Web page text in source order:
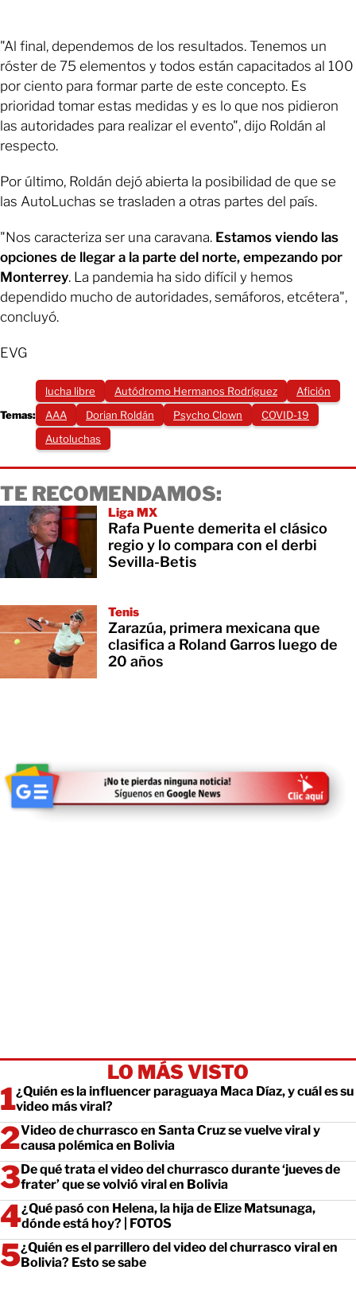
"Al final, dependemos de los resultados. Tenemos un
róster de 75 elementos y todos están capacitados al 100
por ciento para formar parte de este concepto. Es
prioridad tomar estas medidas y es lo que nos pidieron
las autoridades para realizar el evento", dijo Roldán al
respecto.
Por último, Roldán dejó abierta la posibilidad de que se
las AutoLuchas se trasladen a otras partes del país.
"Nos caracteriza ser una caravana. Estamos viendo las
opciones de llegar a la parte del norte, empezando por
Monterrey. La pandemia ha sido difícil y hemos
dependido mucho de autoridades, semáforos, etcétera",
concluyó.
EVG
Temas:
lucha libre Autódromo Hermanos Rodríguez
Afición
AAA
Dorian Roldán Psycho Clown
COVID-19
Autoluchas
TE RECOMENDAMOS:
Liga MX
Rafa Puente demerita el clásico
regio y lo compara con el derbi
Sevilla-Betis
Tenis
Zarazúa, primera mexicana que
clasifica a Roland Garros luego de
20 años
LO MÁS VISTO
¿Quién es la influencer paraguaya Maca Díaz, y cuál es su
video más viral?
Video de churrasco en Santa Cruz se vuelve viral y
causa polémica en Bolivia
De qué trata el video del churrasco durante ‘jueves de
frater’ que se volvió viral en Bolivia
¿Qué pasó con Helena, la hija de Elize Matsunaga,
dónde está hoy? | FOTOS
¿Quién es el parrillero del video del churrasco viral en
Bolivia? Esto se sabe